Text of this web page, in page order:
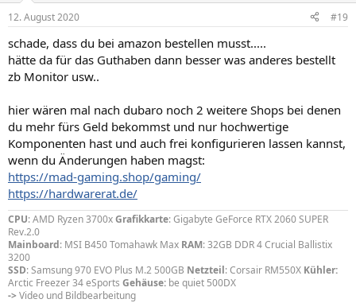
e
:
12. August 2020 #19
schade, dass du bei amazon bestellen musst.....
hätte da für das Guthaben dann besser was anderes bestellt
zb Monitor usw..
hier wären mal nach dubaro noch 2 weitere Shops bei denen
du mehr fürs Geld bekommst und nur hochwertige
Komponenten hast und auch frei konfigurieren lassen kannst,
wenn du Änderungen haben magst:
https://mad-gaming.shop/gaming/
https://hardwarerat.de/
CPU: AMD Ryzen 3700xGrafikkarte: Gigabyte GeForce RTX 2060 SUPER
Rev.2.0
Mainboard: MSI B450 Tomahawk Max RAM: 32GB DDR 4 Crucial Ballistix
3200
SSD: Samsung 970 EVO Plus M.2 500GB Netzteil: Corsair RM550X Kühler:
Arctic Freezer 34 eSports Gehäuse: be quiet 500DX
->Video und Bildbearbeitung